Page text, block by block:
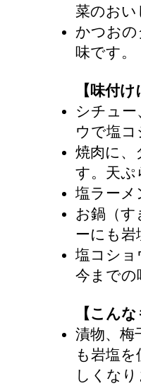
菜のお
かつお
味です。
【味付
シチュ
ウで塩
焼肉に、
す。天ぷ
塩ラーメ
お鍋（
ーにも
塩コショ
今までの
【こん
漬物、梅
も岩塩
しくな